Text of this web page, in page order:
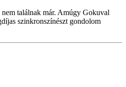
találnak már. Amúgy Gokuval
szinkronszínészt gondolom